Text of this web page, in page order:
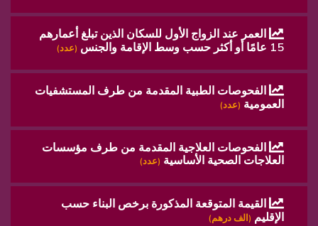
العمر عند الزواج الأول للسكان الذين تبلغ أعمارهم
15 عامًا أو أكثر حسب وسط الإقامة والجنس
(عدد)
الفحوصات الطبية المقدمة من طرف المستشفيات
العمومية (عدد)
الفحوصات العلاجية المقدمة من طرف مؤسسات
العلاجات الصحية الأساسية (عدد)
القيمة المتوقعة المذكورة برخص البناء حسب
الإقليم (الف درهم)